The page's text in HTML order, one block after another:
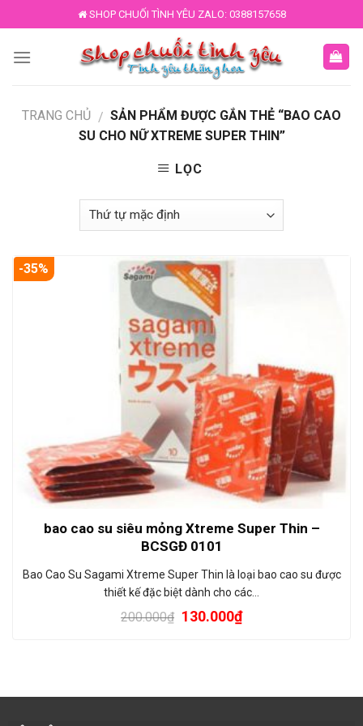
to
content
SHOP CHUỐI TÌNH YÊU ZALO: 0388157658
TRANG CHỦ / SẢN PHẨM ĐƯỢC GẮN THẺ “BAO CAO
SU CHO NỮ XTREME SUPER THIN”
LỌC
-35%
bao cao su siêu mỏng Xtreme Super Thin –
BCSGĐ 0101
Bao Cao Su Sagami Xtreme Super Thin là loại bao cao su được
thiết kế đặc biệt dành cho các…
200.000₫ 130.000₫